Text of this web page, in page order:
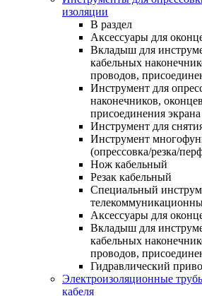
изоляции
В раздел
Аксессуары для
Вкладыш для
кабельных
проводов,
Инструмент для
наконечников,
присоединения экрана
Инструмент для
Инструмент
(опрессовка/резка/
Нож кабельный
Резак кабельный
Специальный
Аксессуары для
Вкладыш для
кабельных
проводов,
Гидравлический
Электроизоляционные
кабеля